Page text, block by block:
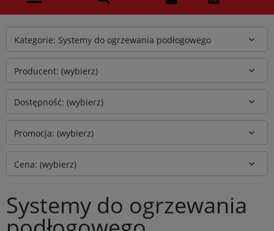
Kategorie: Systemy do ogrzewania podłogowego
Producent: (wybierz)
Dostępność: (wybierz)
Cena: (wybierz)
Promocja: (wybierz)
Systemy do ogrzewania